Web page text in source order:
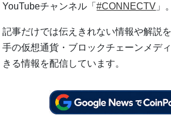
YouTubeチャンネル「#CONNECTV 」。
記事だけでは伝えきれない情報や解説
手の仮想通貨・ブロックチェーンメデ
きる情報を配信しています。